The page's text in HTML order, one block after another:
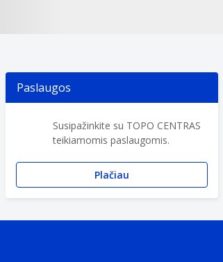
Paslaugos
Susipažinkite su TOPO CENTRAS
teikiamomis paslaugomis.
Plačiau